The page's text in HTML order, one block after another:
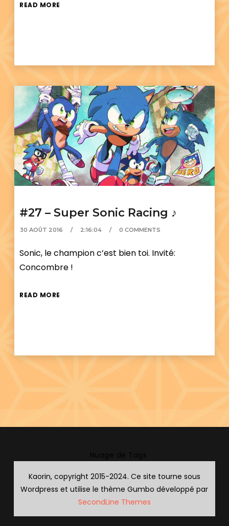
READ MORE
#27 – Super Sonic Racing ♪
30 AOÛT 2016 2:16:04 0 COMMENTS
Sonic, le champion c’est bien toi. Invité:
Concombre !
READ MORE
Kaorin, copyright 2015-2024. Ce site tourne sous
Wordpress et utilise le thème Gumbo développé par
SecondLine Themes